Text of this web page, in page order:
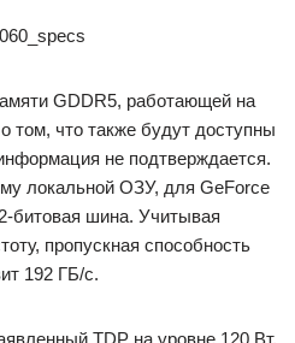
GDDR5, работающей на
том, что также будут доступны
не подтверждается.
локальной ОЗУ, для GeForce
битовая шина. Учитывая
пропускная способность
192 ГБ/c.
TDP на уровне 120 Вт.